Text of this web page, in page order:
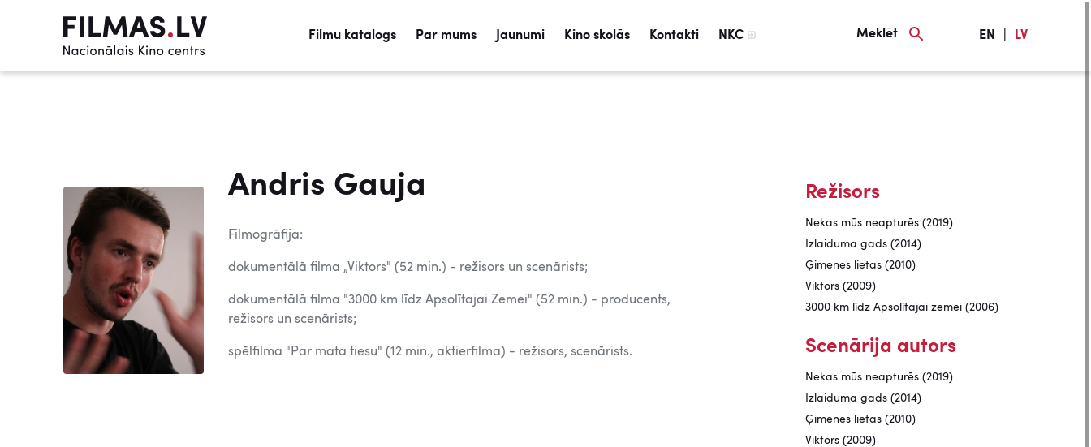
Filmu katalogs Par mums Jaunumi Kino skolās Kontakti NKC Meklēt EN LV
Andris Gauja
Filmogrāfija:
dokumentālā filma „Viktors" (52 min.) - režisors un scenārists;
dokumentālā filma "3000 km līdz Apsolītajai Zemei" (52 min.) - producents,
režisors un scenārists;
spēlfilma "Par mata tiesu" (12 min., aktierfilma) - režisors, scenārists.
Režisors
Nekas mūs neapturēs (2019)
Izlaiduma gads (2014)
Ģimenes lietas (2010)
Viktors (2009)
3000 km līdz Apsolītajai zemei (2006)
Scenārija autors
Nekas mūs neapturēs (2019)
Izlaiduma gads (2014)
Ģimenes lietas (2010)
Viktors (2009)